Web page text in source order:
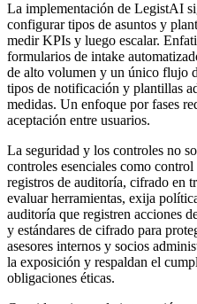
La implementación de LegistAI
configurar tipos de asuntos y
medir KPIs y luego escalar.
formularios de intake
de alto volumen y un único flujo
tipos de notificación y plantillas
medidas. Un enfoque por fases
aceptación entre usuarios.
La seguridad y los controles no
controles esenciales como control
registros de auditoría, cifrado en
evaluar herramientas, exija
auditoría que registren acciones
y estándares de cifrado para
asesores internos y socios
la exposición y respaldan el
obligaciones éticas.